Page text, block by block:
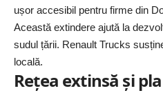
ușor accesibil pentru firme din
Această extindere ajută la
sudul țării. Renault Trucks
locală.
Rețea extinsă și